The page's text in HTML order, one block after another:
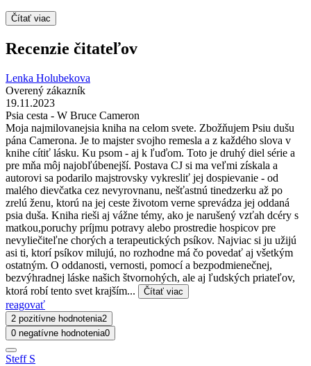
Čítať viac
Recenzie čitateľov
Lenka Holubekova
Overený zákazník
19.11.2023
Psia cesta - W Bruce Cameron
Moja najmilovanejsia kniha na celom svete. Zbožňujem Psiu dušu
pána Camerona. Je to majster svojho remesla a z každého slova v
knihe cítiť lásku. Ku psom - aj k ľuďom. Toto je druhý diel série a
pre mňa môj najobľúbenejší. Postava CJ si ma veľmi získala a
autorovi sa podarilo majstrovsky vykresliť jej dospievanie - od
malého dievčatka cez nevyrovnanu, nešťastnú tinedzerku až po
zrelú ženu, ktorú na jej ceste životom verne sprevádza jej oddaná
psia duša. Kniha rieši aj vážne témy, ako je narušený vzťah dcéry s
matkou,poruchy príjmu potravy alebo prostredie hospicov pre
nevyliečiteľne chorých a terapeutických psíkov. Najviac si ju užijú
asi ti, ktorí psíkov milujú, no rozhodne má čo povedať aj všetkým
ostatným. O oddanosti, vernosti, pomocí a bezpodmienečnej,
bezvýhradnej láske našich štvornohých, ale aj ľudských priateľov,
ktorá robí tento svet krajším...
Čítať viac
reagovať
2 pozitívne hodnotenia2
0 negatívne hodnotenia0
Steff S